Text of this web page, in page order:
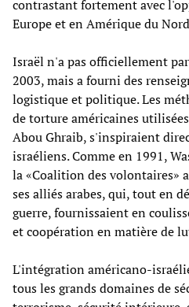
contrastant fortement avec
Europe et en Amérique du
Israël n'a pas officiellement
2003, mais a fourni des
logistique et politique. Les
de torture américaines
Abou Ghraib, s'inspiraient
israéliens. Comme en 1991,
la «Coalition des volontaires»
ses alliés arabes, qui, tout en
guerre, fournissaient en
et coopération en matière de
L'intégration américano-
tous les grands domaines de